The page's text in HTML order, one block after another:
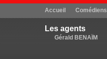
Accueil Comédiens
Les agents
Gérald BENAÏM